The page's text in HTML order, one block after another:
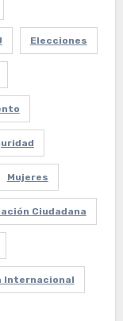
Elecciones
Mujeres
Ciudadana
Internacional